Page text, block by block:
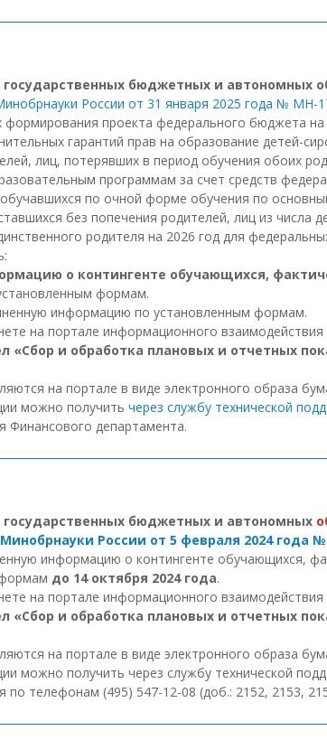
бюджетных и автономных
России от 31 января 2025 года № МН-
проекта федерального бюджета
гарантий прав на образование детей-
лиц, потерявших в период обучения обоих
программам за счет средств
по очной форме обучения по
без попечения родителей, лиц из
родителя на 2026 год для
о контингенте обучающихся,
формам.
информацию по установленным формам.
на портале информационного
«Сбор и обработка плановых и отчетных
на портале в виде электронного образа
можно получить через службу технической
Финансового департамента.
бюджетных и автономных
России от 5 февраля 2024
информацию о контингенте обучающихся,
до 14 октября 2024 года.
на портале информационного
«Сбор и обработка плановых и отчетных
на портале в виде электронного образа
можно получить через службу технической
телефонам (495) 547-12-08 (доб.: 2152, 2153,